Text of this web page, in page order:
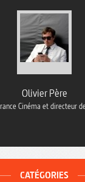
Olivier Père
Cinéma et directeur
CATÉGORIES